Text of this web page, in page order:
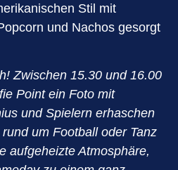
Stil mit
und Nachos gesorgt
Zwischen 15.30 und 16.00
Point ein Foto mit
und Spielern erhaschen
um Football oder Tanz
aufgeheizte Atmosphäre,